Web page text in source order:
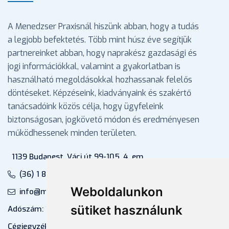
Weboldalunkon
sütiket használunk
A Menedzser Praxisnál hiszünk abban, hogy a tudás
a legjobb befektetés. Több mint húsz éve segítjük
partnereinket abban, hogy naprakész gazdasági és
jogi információkkal, valamint a gyakorlatban is
használható megoldásokkal hozhassanak felelős
döntéseket. Képzéseink, kiadványaink és szakértő
tanácsadóink közös célja, hogy ügyfeleink
biztonságosan, jogkövető módon és eredményesen
működhessenek minden területen.
1139 Budapest, Váci út 99-105. 4. em.
(36) 1 880 76 00
info@mprx.hu
Adószám: 13598145-2-41
Cégjegyzékszám: 01-09-883770 (Fővárosi